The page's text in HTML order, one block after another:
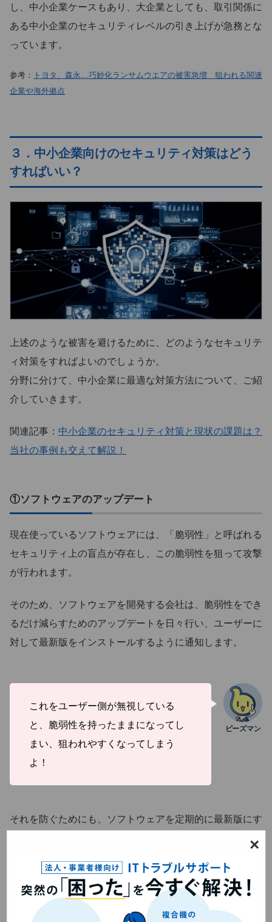
し、中小企業ケースもあり、大企業としても、取引関係に
ある中小企業のセキュリティレベルの引き上げが急務とな
っています。
参考： トヨタ、森永…巧妙化ランサムウエアの被害急増 狙われる関連
企業や海外拠点
３．中小企業向けのセキュリティ対策はどう
すればいい？
上述のような被害を避けるために、どのようなセキュリテ
ィ対策をすればよいのでしょうか。
分野に分けて、中小企業に最適な対策方法について、ご紹
介していきます。
関連記事： 中小企業のセキュリティ対策と現状の課題は？
当社の事例も交えて解説！
①ソフトウェアのアップデート
現在使っているソフトウェアには、「脆弱性」と呼ばれる
セキュリティ上の盲点が存在し、この脆弱性を狙って攻撃
が行われます。
そのため、ソフトウェアを開発する会社は、脆弱性をでき
るだけ減らすためのアップデートを日々行い、ユーザーに
対して最新版をインストールするように通知します。
これをユーザー側が無視している
と、 脆弱性を持ったままになってし
まい、狙われやすくなってしま う
よ！
それを防ぐためにも、ソフトウェアを定期的に最新版にす
②ファイアウォールの導入
×